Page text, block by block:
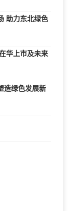
助力东北绿色
华上市及未来
造绿色发展新